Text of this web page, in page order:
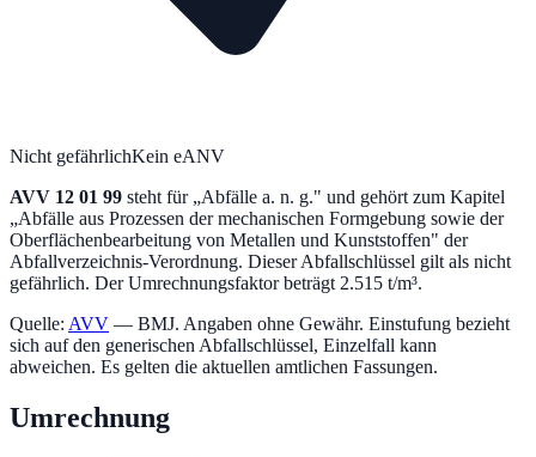
Nicht gefährlichKein eANV
AVV 12 01 99 steht für „Abfälle a. n. g." und gehört zum Kapitel
„Abfälle aus Prozessen der mechanischen Formgebung sowie der
Oberflächenbearbeitung von Metallen und Kunststoffen" der
Abfallverzeichnis-Verordnung. Dieser Abfallschlüssel gilt als nicht
gefährlich. Der Umrechnungsfaktor beträgt 2.515 t/m³.
Quelle: AVV — BMJ. Angaben ohne Gewähr. Einstufung bezieht
sich auf den generischen Abfallschlüssel, Einzelfall kann
abweichen. Es gelten die aktuellen amtlichen Fassungen.
Umrechnung